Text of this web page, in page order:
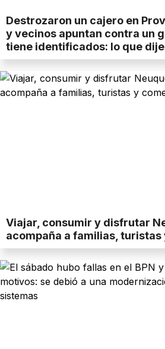
Destrozaron un cajero en
y vecinos apuntan contra un
tiene identificados: lo que
Viajar, consumir y disfrutar
acompaña a familias,